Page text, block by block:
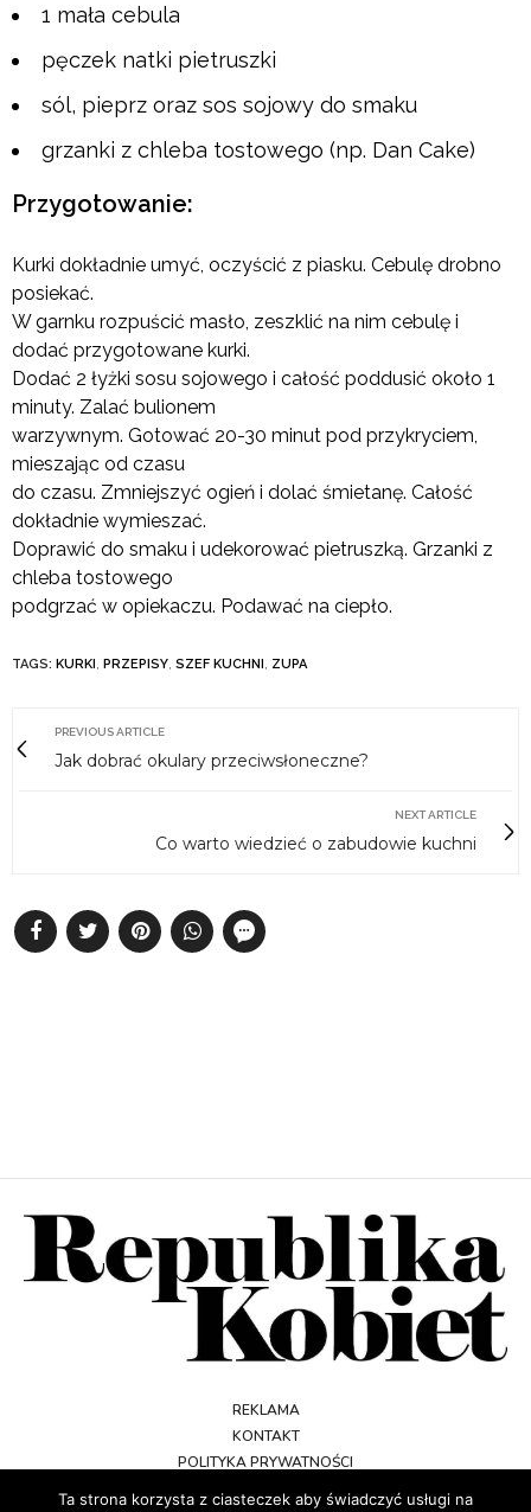
1 mała cebula
pęczek natki pietruszki
sól, pieprz oraz sos sojowy do smaku
grzanki z chleba tostowego (np. Dan Cake)
Przygotowanie:
Kurki dokładnie umyć, oczyścić z piasku. Cebulę drobno
posiekać.
W garnku rozpuścić masło, zeszklić na nim cebulę i
dodać przygotowane kurki.
Dodać 2 łyżki sosu sojowego i całość poddusić około 1
minuty. Zalać bulionem
warzywnym. Gotować 20-30 minut pod przykryciem,
mieszając od czasu
do czasu. Zmniejszyć ogień i dolać śmietanę. Całość
dokładnie wymieszać.
Doprawić do smaku i udekorować pietruszką. Grzanki z
chleba tostowego
podgrzać w opiekaczu. Podawać na ciepło.
TAGS: KURKI PRZEPISY SZEF KUCHNI ZUPA
PREVIOUS ARTICLE
Jak dobrać okulary przeciwsłoneczne?
NEXT ARTICLE
Co warto wiedzieć o zabudowie kuchni
REKLAMA
KONTAKT
POLITYKA PRYWATNOŚCI
Ta strona korzysta z ciasteczek aby świadczyć usługi na